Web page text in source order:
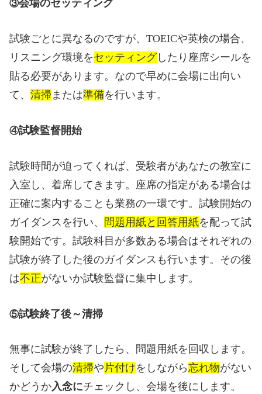
③会場のセッティング
試験ごとに異なるのですが、 TOEICや英検の場合、
リスニング環境をセッティングしたり座席シールを
貼る必要があります。なので早めに会場に出向い
て、 清掃 または準備を行います。
④試験監督開始
試験時間が迫ってくれば、受験者があなたの教室に
入室し、着席してきます。座席の指定がある場合は
正確に案内することも業務の一環です。試験開始の
ガイダンスを行い、 問題用紙と回答用紙を配って試
験開始です。試験科目が多数ある場合はそれぞれの
試験が終了した後のガイダンスも行います。その後
は不正がないか試験監督に集中します。
⑤試験終了後～清掃
無事に試験が終了したら、問題用紙を回収します。
そして会場の清掃や片付けをしながら忘れ物がない
かどうか入念にチェックし、会場を後にします。